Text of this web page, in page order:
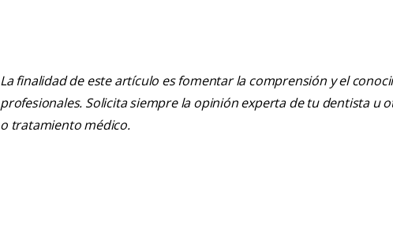
La finalidad de este artículo es fomentar la comprensión y el
profesionales. Solicita siempre la opinión experta de tu dentista u
o tratamiento médico.